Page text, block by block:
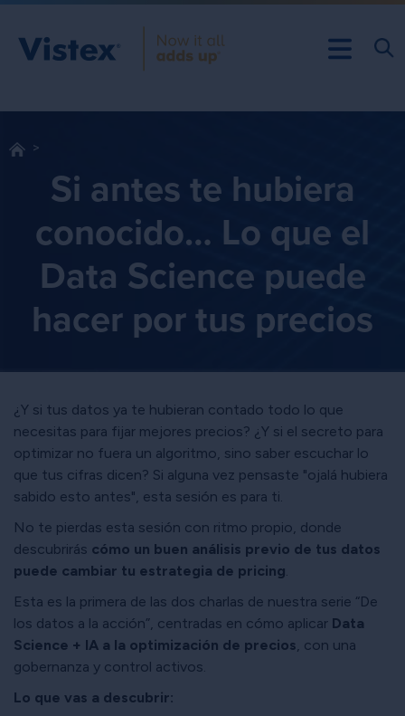
Si antes te hubiera
conocido… Lo que el
Data Science puede
hacer por tus precios
¿Y si tus datos ya te hubieran contado todo lo que
necesitas para fijar mejores precios? ¿Y si el secreto para
optimizar no fuera un algoritmo, sino saber escuchar lo
que tus cifras dicen? Si alguna vez pensaste "ojalá hubiera
sabido esto antes", esta sesión es para ti.
No te pierdas esta sesión con ritmo propio, donde
descubrirás cómo un buen análisis previo de tus datos
puede cambiar tu estrategia de pricing.
Esta es la primera de las dos charlas de nuestra serie “De
los datos a la acción”, centradas en cómo aplicar Data
Science + IA a la optimización de precios, con una
gobernanza y control activos.
Lo que vas a descubrir: